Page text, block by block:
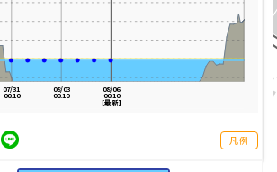
08/06
00:10
[最新]
08/03
00:10
07/31
00:10
凡例